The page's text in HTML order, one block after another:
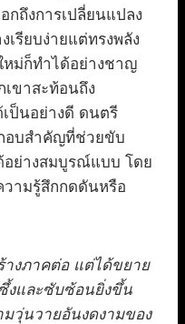
กถึงการเปลี่ยนแปลง
เรียบง่ายแต่ทรงพลัง
ม่ก็ทำได้อย่างชาญ
ขาสะท้อนถึง
ป็นอย่างดี ดนตรี
อบสำคัญที่ช่วยขับ
อย่างสมบูรณ์แบบ โดย
วามรู้สึกกดดันหรือ
างภาคต่อ แต่ได้ขยาย
งและซับซ้อนยิ่งขึ้น
วุ่นวายอันงดงามของ